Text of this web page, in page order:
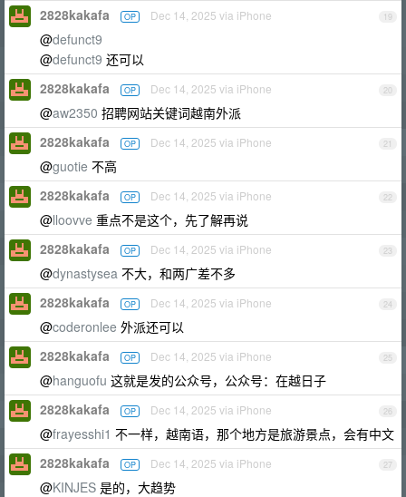
19
2828kakafa OP Dec 14, 2025 via iPhone
@defunct9
@defunct9 还可以
20
2828kakafa OP Dec 14, 2025 via iPhone
@aw2350 招聘网站关键词越南外派
21
2828kakafa OP Dec 14, 2025 via iPhone
@guotie 不高
22
2828kakafa OP Dec 14, 2025 via iPhone
@lloovve 重点不是这个，先了解再说
23
2828kakafa OP Dec 14, 2025 via iPhone
@dynastysea 不大，和两广差不多
24
2828kakafa OP Dec 14, 2025 via iPhone
@coderonlee 外派还可以
25
2828kakafa OP Dec 14, 2025 via iPhone
@hanguofu 这就是发的公众号，公众号：在越日子
26
2828kakafa OP Dec 14, 2025 via iPhone
@frayesshi1 不一样，越南语，那个地方是旅游景点，会有中文
27
2828kakafa OP Dec 14, 2025 via iPhone
@KINJES 是的，大趋势